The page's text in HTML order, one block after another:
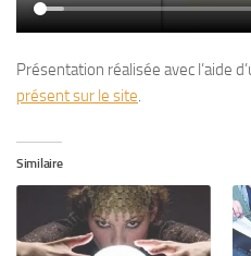
Présentation réalisée avec l’aide
présent sur le site.
Similaire